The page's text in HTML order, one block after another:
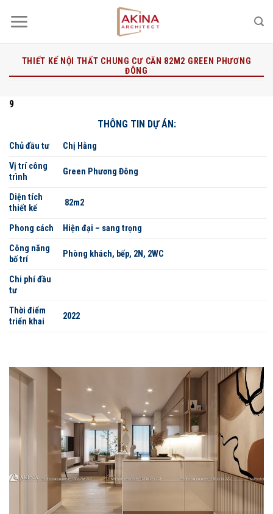
qua
THIẾT KẾ NỘI THẤT CHUNG CƯ CĂN 82M2 GREEN PHƯƠNG
ĐÔNG
9
THÔNG TIN DỰ ÁN:
Chủ đầu tư
Chị Hằng
Vị trí công
trình
Green Phương Đông
Diện tích
thiết kế
82m2
Phong cách
Hiện đại – sang trọng
Công năng
bố trí
Phòng khách, bếp, 2N, 2WC
Chi phí đầu
tư
Thời điểm
triển khai
2022